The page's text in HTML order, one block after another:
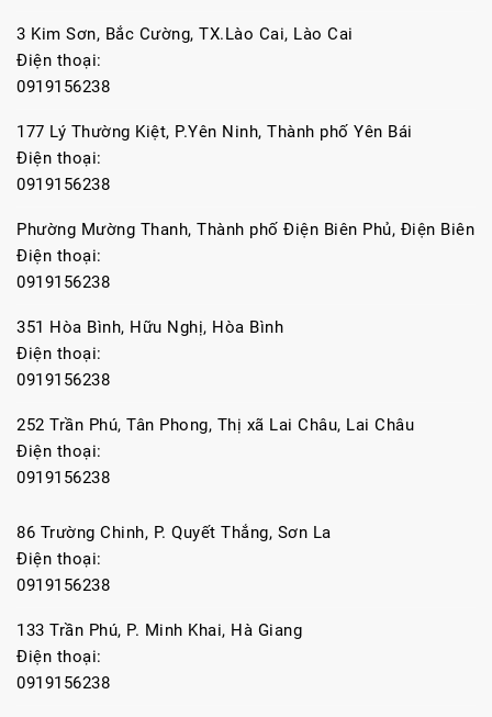
3 Kim Sơn, Bắc Cường, TX.Lào Cai, Lào Cai
Điện thoại:
0919156238
177 Lý Thường Kiệt, P.Yên Ninh, Thành phố Yên Bái
Điện thoại:
0919156238
Phường Mường Thanh, Thành phố Điện Biên Phủ, Điện Biên
Điện thoại:
0919156238
351 Hòa Bình, Hữu Nghị, Hòa Bình
Điện thoại:
0919156238
252 Trần Phú, Tân Phong, Thị xã Lai Châu, Lai Châu
Điện thoại:
0919156238
86 Trường Chinh, P. Quyết Thắng, Sơn La
Điện thoại:
0919156238
133 Trần Phú, P. Minh Khai, Hà Giang
Điện thoại:
0919156238